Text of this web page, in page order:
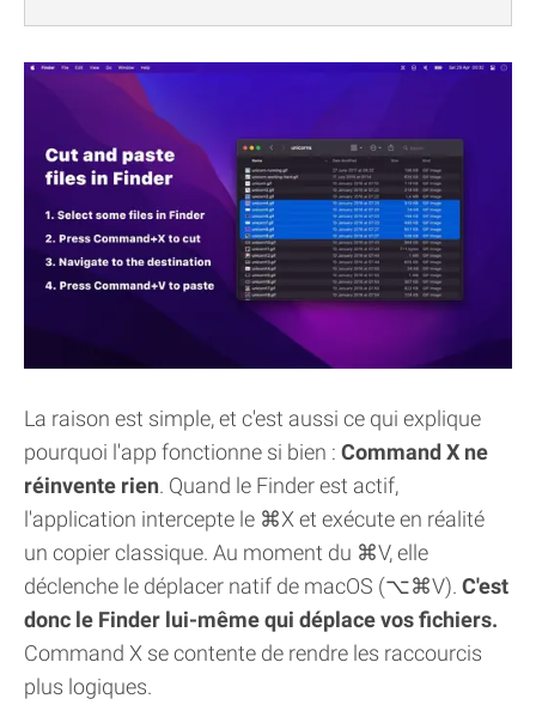
La raison est simple, et c'est aussi ce qui explique
pourquoi l'app fonctionne si bien : Command X ne
réinvente rien. Quand le Finder est actif,
l'application intercepte le ⌘X et exécute en réalité
un copier classique. Au moment du ⌘V, elle
déclenche le déplacer natif de macOS (⌥⌘V). C'est
donc le Finder lui-même qui déplace vos fichiers.
Command X se contente de rendre les raccourcis
plus logiques.